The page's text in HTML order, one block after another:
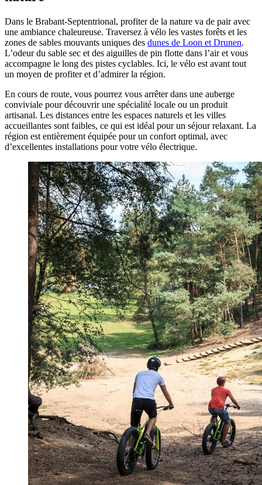
Dans le Brabant-Septentrional, profiter de la nature va de pair avec
une ambiance chaleureuse. Traversez à vélo les vastes forêts et les
zones de sables mouvants uniques des dunes de Loon et Drunen.
L’odeur du sable sec et des aiguilles de pin flotte dans l’air et vous
accompagne le long des pistes cyclables. Ici, le vélo est avant tout
un moyen de profiter et d’admirer la région.
En cours de route, vous pourrez vous arrêter dans une auberge
conviviale pour découvrir une spécialité locale ou un produit
artisanal. Les distances entre les espaces naturels et les villes
accueillantes sont faibles, ce qui est idéal pour un séjour relaxant. La
région est entièrement équipée pour un confort optimal, avec
d’excellentes installations pour votre vélo électrique.